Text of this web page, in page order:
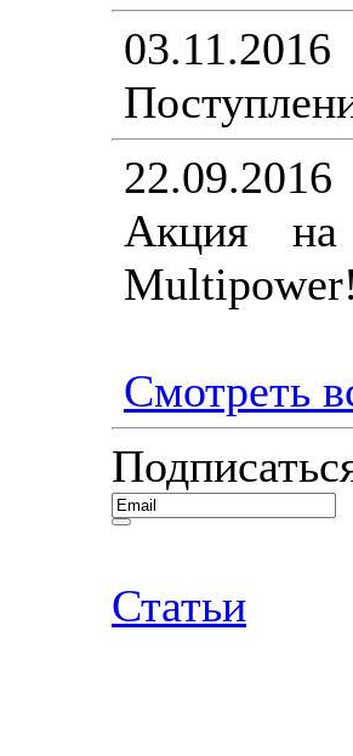
03.11.2016
22.09.2016
Акция на
Смотреть
Статьи